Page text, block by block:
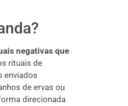
negativas que
rituais de
enviados
de ervas ou
direcionada